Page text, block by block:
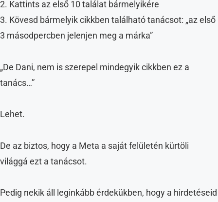
2. Kattints az első 10 találat bármelyikére
3. Kövesd bármelyik cikkben található tanácsot: „az első
3 másodpercben jelenjen meg a márka”
„De Dani, nem is szerepel mindegyik cikkben ez a
tanács…”
Lehet.
De az biztos, hogy a Meta a saját felületén kürtöli
világgá ezt a tanácsot.
Pedig nekik áll leginkább érdekükben, hogy a hirdetéseid